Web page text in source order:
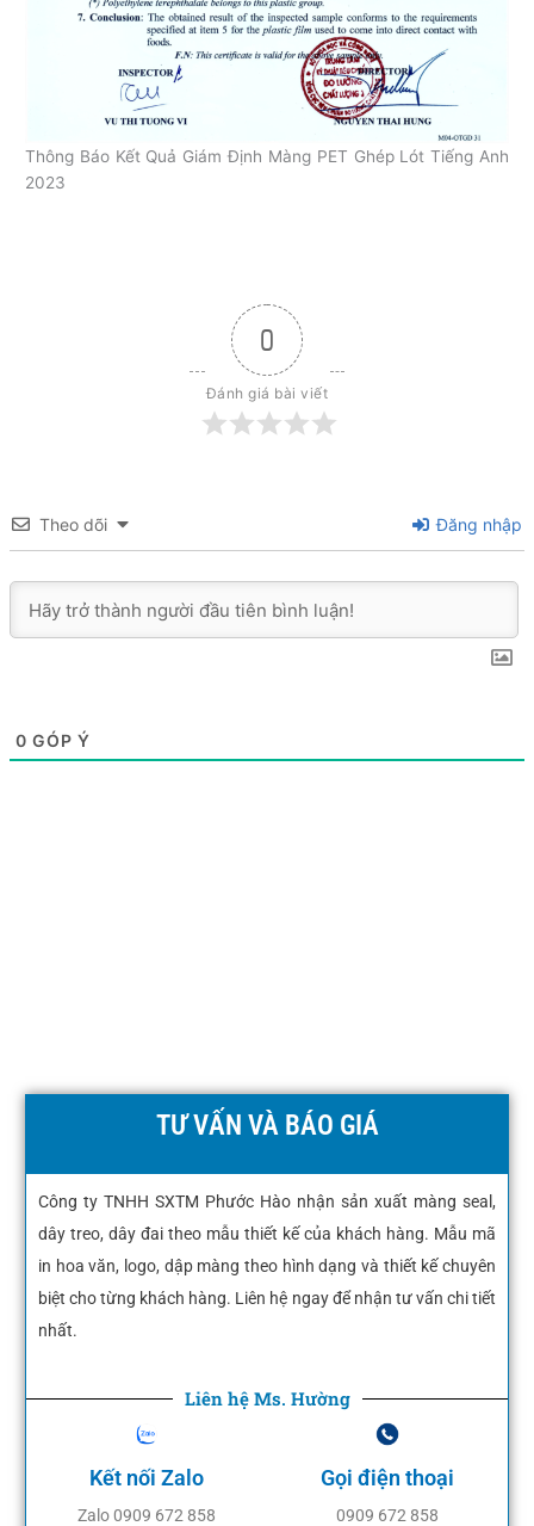
Thông Báo Kết Quả Giám Định Màng PET Ghép Lót Tiếng Anh
2023
0
Đánh giá bài viết
Theo dõi Đăng nhập
0 GÓP Ý
TƯ VẤN VÀ BÁO GIÁ
Công ty TNHH SXTM Phước Hào nhận sản xuất màng seal,
dây treo, dây đai theo mẫu thiết kế của khách hàng. Mẫu mã
in hoa văn, logo, dập màng theo hình dạng và thiết kế chuyên
biệt cho từng khách hàng. Liên hệ ngay để nhận tư vấn chi tiết
nhất.
Liên hệ Ms. Hường
Kết nối Zalo
Zalo 0909 672 858
Gọi điện thoại
0909 672 858